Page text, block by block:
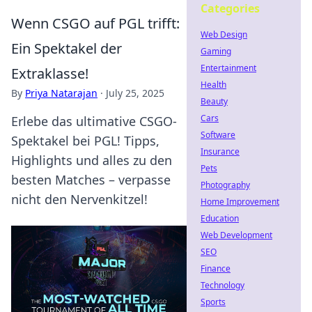
Wenn CSGO auf PGL trifft:
Ein Spektakel der
Extraklasse!
By Priya Natarajan · July 25, 2025
Erlebe das ultimative CSGO-
Spektakel bei PGL! Tipps,
Highlights und alles zu den
besten Matches – verpasse
nicht den Nervenkitzel!
Categories
Web Design
Gaming
Entertainment
Health
Beauty
Cars
Software
Insurance
Pets
Photography
Home Improvement
Education
Web Development
SEO
Finance
Technology
Sports